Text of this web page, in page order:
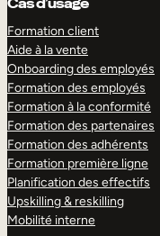
Cas d’usage
Formation client
Aide à la vente
Onboarding des employés
Formation des employés
Formation à la conformité
Formation des partenaires
Formation des adhérents
Formation première ligne
Planification des effectifs
Upskilling & reskilling
Mobilité interne